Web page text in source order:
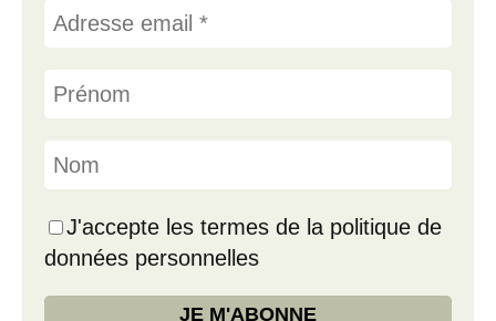
J'accepte les termes de la politique de
données personnelles